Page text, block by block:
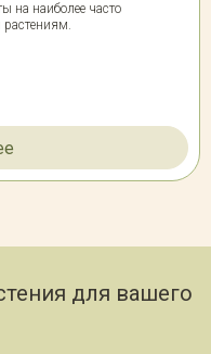
на наиболее часто
для вашего